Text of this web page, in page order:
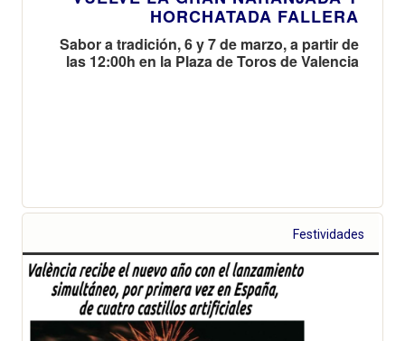
HORCHATADA FALLERA
Sabor a tradición, 6 y 7 de marzo, a partir de
las 12:00h en la Plaza de Toros de Valencia
Festividades